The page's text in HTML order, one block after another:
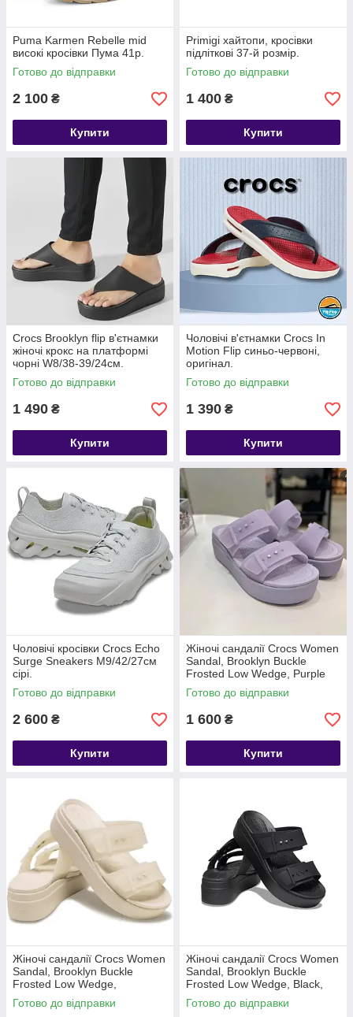
Puma Karmen Rebelle mid
високі кросівки Пума 41р.
Готово до відправки
2 100 ₴
Купити
Primigi хайтопи, кросівки
підліткові 37-й розмір.
Готово до відправки
1 400 ₴
Купити
Crocs Brooklyn flip в'єтнамки
жіночі крокс на платформі
чорні W8/38-39/24см.
Готово до відправки
1 490 ₴
Купити
Чоловічі в'єтнамки Crocs In
Motion Flip синьо-червоні,
оригінал.
Готово до відправки
1 390 ₴
Купити
Чоловічі кросівки Crocs Echo
Surge Sneakers M9/42/27см
сірі.
Готово до відправки
2 600 ₴
Купити
Жіночі сандалії Crocs Women
Sandal, Brooklyn Buckle
Frosted Low Wedge, Purple
Moon, прозоро-фіолетовий
Готово до відправки
1 600 ₴
Купити
Жіночі сандалії Crocs Women
Sandal, Brooklyn Buckle
Frosted Low Wedge,
Sandstone, бежево-прозорий
W9/39-40
Готово до відправки
Жіночі сандалії Crocs Women
Sandal, Brooklyn Buckle
Frosted Low Wedge, Black,
чорні
Готово до відправки